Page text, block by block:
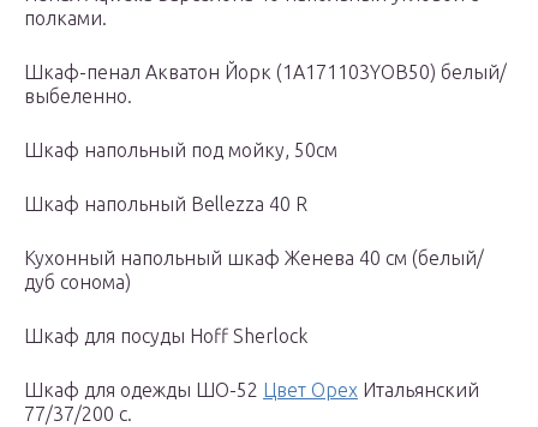
полками.
Шкаф-пенал Акватон Йорк (1A171103YOB50) белый/
выбеленно.
Шкаф напольный под мойку, 50см
Шкаф напольный Bellezza 40 R
Кухонный напольный шкаф Женева 40 см (белый/
дуб сонома)
Шкаф для посуды Hoff Sherlock
Шкаф для одежды ШО-52 Цвет Орех Итальянский
77/37/200 с.